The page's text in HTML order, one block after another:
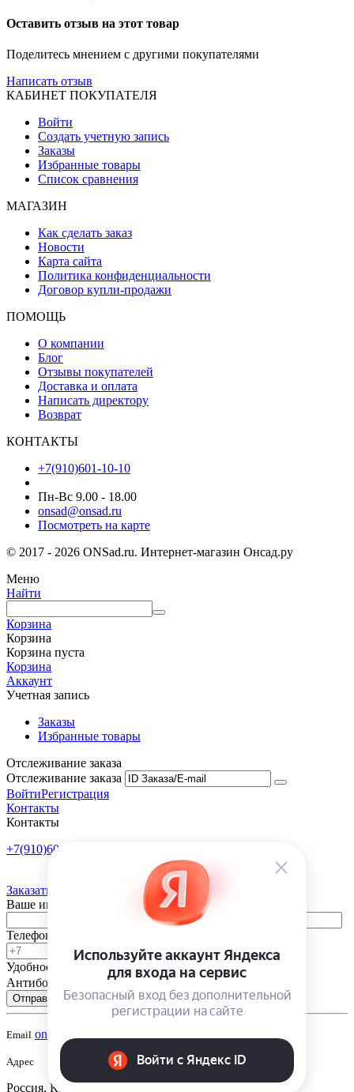
Оставить отзыв на этот товар
Поделитесь мнением с другими покупателями
Написать отзыв
КАБИНЕТ ПОКУПАТЕЛЯ
Войти
Создать учетную запись
Заказы
Избранные товары
Список сравнения
МАГАЗИН
Как сделать заказ
Новости
Карта сайта
Политика конфиденциальности
Договор купли-продажи
ПОМОЩЬ
О компании
Блог
Отзывы покупателей
Доставка и оплата
Написать директору
Возврат
КОНТАКТЫ
+7(910)601-10-10
Пн-Вс 9.00 - 18.00
onsad@onsad.ru
Посмотреть на карте
© 2017 - 2026 ONSad.ru. Интернет-магазин Онсад.ру
Меню
Найти
Корзина
Корзина
Корзина пуста
Корзина
Аккаунт
Учетная запись
Заказы
Избранные товары
Отслеживание заказа
Отслеживание заказа
ВойтиРегистрация
Контакты
Контакты
+7(910)601-10-10
Заказать обратный звонок
Ваше имя
Телефон
Удобное время
-
Антибот
Отправить
Email onsad@onsad.ru
Адрес
Россия, Калуга,